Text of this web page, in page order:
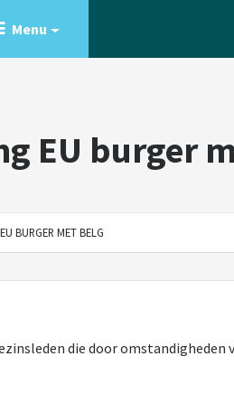
Menu
EU burger
BURGER MET BELG
die door omstandigheden